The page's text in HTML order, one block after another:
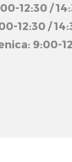
12:30 /
12:30 /
9:00-